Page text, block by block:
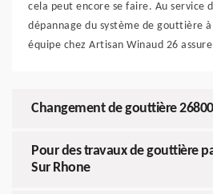
cela peut encore se faire. Au service
dépannage du système de gouttière
équipe chez Artisan Winaud 26
Changement de gouttière 26800
Pour des travaux de gouttière
Sur Rhone